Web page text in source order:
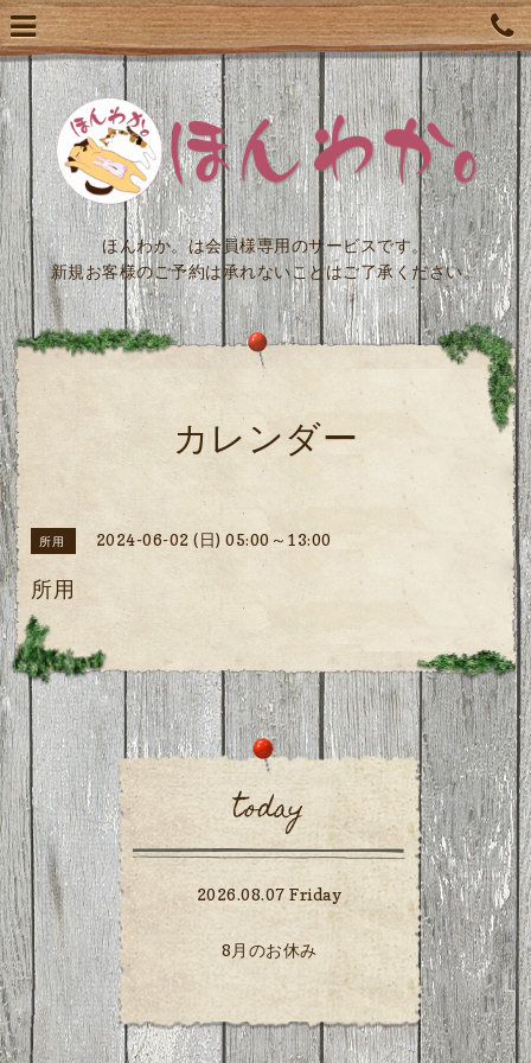
ほんわか。は会員様専用のサービスです。
新規お客様のご予約は承れないことはご了承ください。
カレンダー
所用 2024-06-02 (日) 05:00～13:00
所用
today
2026.08.07 Friday
8月のお休み